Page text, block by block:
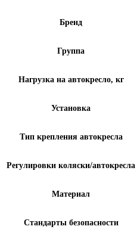
Бренд
Группа
Нагрузка на автокресло, кг
Установка
Тип крепления автокресла
Регулировки коляски/автокресла
Материал
Стандарты безопасности